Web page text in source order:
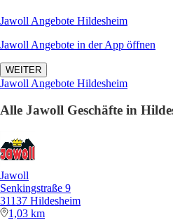
Jawoll Angebote Hildesheim
Jawoll Angebote in der App öffnen
WEITER
Jawoll Angebote Hildesheim
Alle Jawoll Geschäfte in
Jawoll
Senkingstraße 9
31137 Hildesheim
1,03 km